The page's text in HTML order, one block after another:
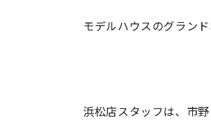
モデルハウスのグラン
浜松店スタッフは、市